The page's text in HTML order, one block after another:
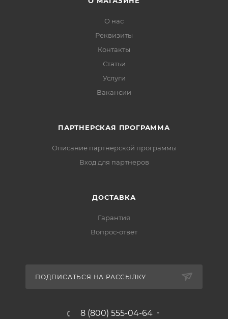
О нас
Реквизиты
Контакты
Статьи
Услуги
Вакансии
ПАРТНЕРСКАЯ ПРОГРАММА
Описание партнерской программы
Вход для партнеров
ДОСТАВКА
Гарантия
Вопрос-ответ
ПОДПИСАТЬСЯ НА РАССЫЛКУ
8 (800) 555-04-64